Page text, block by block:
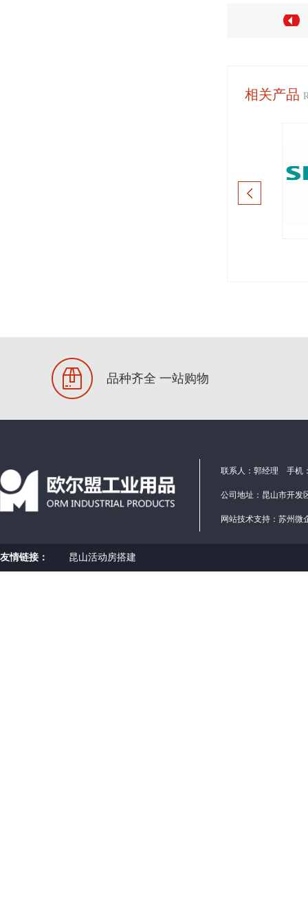
相关产品
品种齐全 一站购物
联系人：郭经理 手机
公司地址：昆山市开
网站技术支持： 苏州微
友情链接： 昆山活动房搭建